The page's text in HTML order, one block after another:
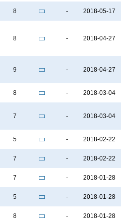
8 - 2018-05-17
8 - 2018-04-27
9 - 2018-04-27
8 - 2018-03-04
7 - 2018-03-04
5 - 2018-02-22
7 - 2018-02-22
7 - 2018-01-28
5 - 2018-01-28
8 - 2018-01-28